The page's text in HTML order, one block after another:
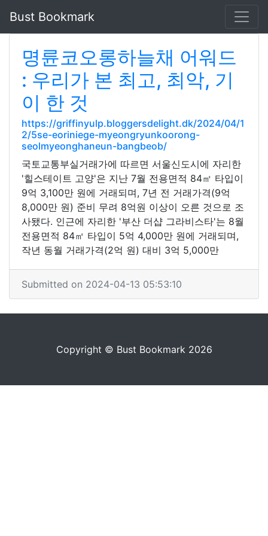
Bust Bookmark
명륜코오롱하늘채 어워드
: 우리가 본 최고, 최악, 기
이 한 것
https://griffinyulp.bloggersdelight.dk/2024/04/1
2/5se-eoriniege-myeongryunkoorong-
seolmyeonghaneun-bangbeob/
국토교통부실거래가에 따르면 서울신도시에 자리한
'힐스테이트 고양'은 지난 7월 전용면적 84㎡ 타입이
9억 3,100만 원에 거래되며, 7년 전 거래가격(9억
8,000만 원) 준비 무려 8억원 이상이 오른 것으로 조
사됐다. 인근에 자리한 '부산 더샵 그라비스타'는 8월
전용면적 84㎡ 타입이 5억 4,000만 원에 거래되며,
작년 동월 거래가격(2억 원) 대비 3억 5,000만
Submitted on 2024-04-13 05:53:10
Copyright © Bust Bookmark 2026